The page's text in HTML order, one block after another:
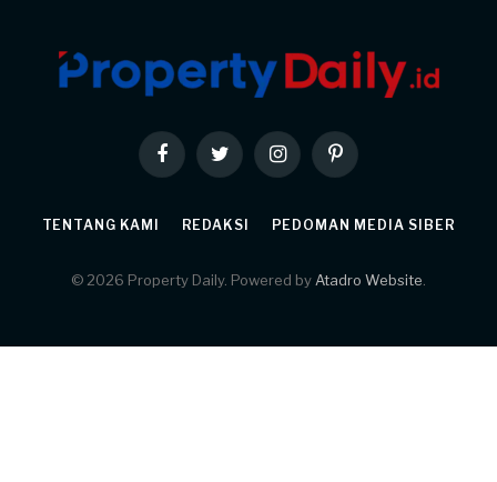
FacebookTwitter InstagramPinterest
TENTANG KAMI REDAKSI PEDOMAN MEDIA SIBER
© 2026 Property Daily. Powered by Atadro Website